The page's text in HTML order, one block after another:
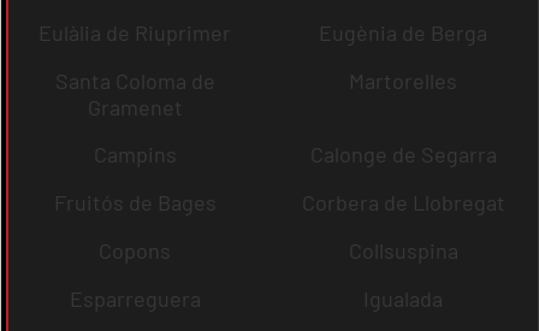
Eulàlia de Riuprimer
Eugènia de Berga
Santa Coloma de
Gramenet
Martorelles
Campins
Calonge de Segarra
Fruitós de Bages
Corbera de Llobregat
Copons
Collsuspina
Esparreguera
Igualada